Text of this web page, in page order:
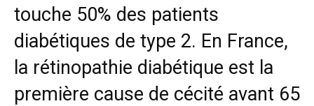
touche 50% des patients
diabétiques de type 2. En France,
la rétinopathie diabétique est la
première cause de cécité avant 65